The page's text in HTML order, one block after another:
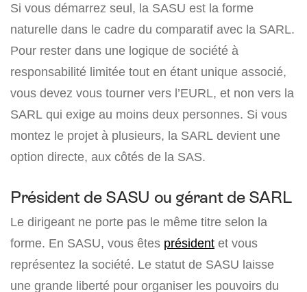
Si vous démarrez seul, la SASU est la forme
naturelle dans le cadre du comparatif avec la SARL.
Pour rester dans une logique de société à
responsabilité limitée tout en étant unique associé,
vous devez vous tourner vers l’EURL, et non vers la
SARL qui exige au moins deux personnes. Si vous
montez le projet à plusieurs, la SARL devient une
option directe, aux côtés de la SAS.
Président de SASU ou gérant de SARL
Le dirigeant ne porte pas le même titre selon la
forme. En SASU, vous êtes président et vous
représentez la société. Le statut de SASU laisse
une grande liberté pour organiser les pouvoirs du